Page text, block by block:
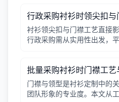
行政采购衬衫时领尖扣
衬衫领尖扣与门襟工艺直接
行政采购需从实用性出发，
批量采购衬衫时门襟工
门襟与领型是衬衫定制中的
团队形象的专业度。本文从